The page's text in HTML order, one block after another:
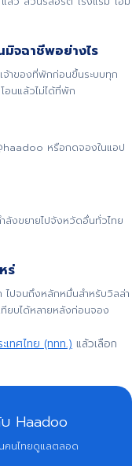
จฉาชีพอย่างไร
าของที่พักก่อนขึ้นระบบทุก
อนแล้วไม่ได้ที่พัก
หรือกดจองในแอป
ลังขยายไปจังหวัดอื่นทั่วไทย
ร่
ปจนถึงหลักหมื่นสำหรับวิลล่า
ยบได้หลายหลังก่อนจอง
เทศไทย (ททท.) แล้วเลือก
Haadoo
คนไทยดูแลตลอด